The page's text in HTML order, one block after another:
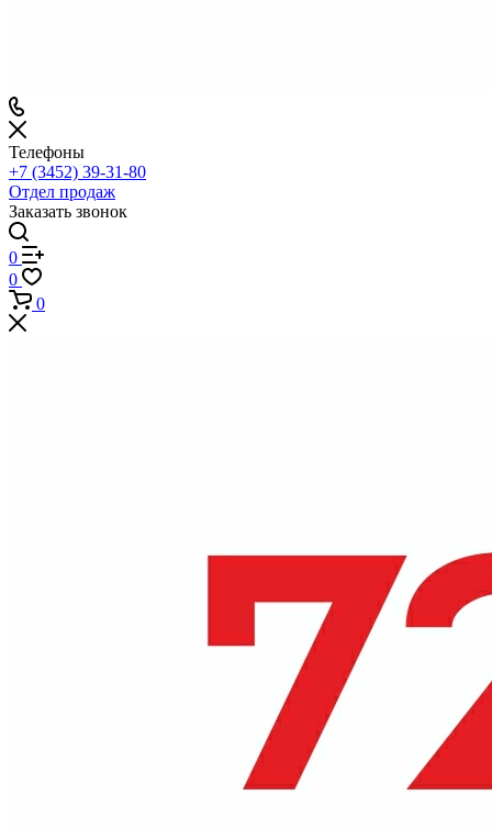
Телефоны
+7 (3452) 39-31-80
Отдел продаж
Заказать звонок
0
0
0